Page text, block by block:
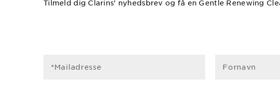
Tilmeld dig Clarins' nyhedsbrev og få en Gentle Renewing
*Mailadresse Fornavn